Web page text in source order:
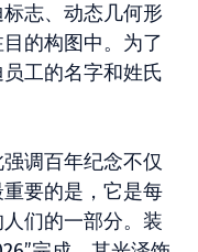
志、动态几何形
的构图中。为了
工的名字和姓氏
调百年纪念不仅
要的是，它是每
们的一部分。装